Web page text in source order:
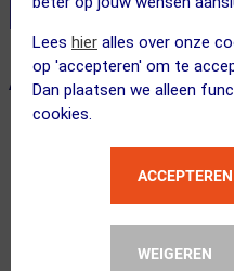
Lees hier alles over onze
op 'accepteren' om te
Dan plaatsen we alleen
cookies.
ACCEPTEREN
WEIGEREN
ALTERNATIEVE PRODUCTEN